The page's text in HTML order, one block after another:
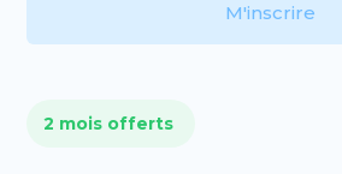
M'inscrire
2 mois offerts